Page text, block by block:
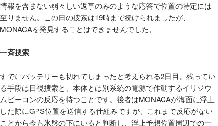
情報を含まない弱々しい返事のみのような応答で位置の特定には
至りません。この日の捜索は19時まで続けられましたが、
MONACAを発見することはできませんでした。
一斉捜索
すでにバッテリーも切れてしまったと考えられる2日目。残ってい
る手段は目視捜索と、本体とは別系統の電源で作動するイリジウ
ムビーコンの反応を待つことです。後者はMONACAが海面に浮上
した際にGPS位置を送信する仕組みですが、これまで反応がない
ことから今も氷盤の下にいると判断し、浮上予想位置周辺での一